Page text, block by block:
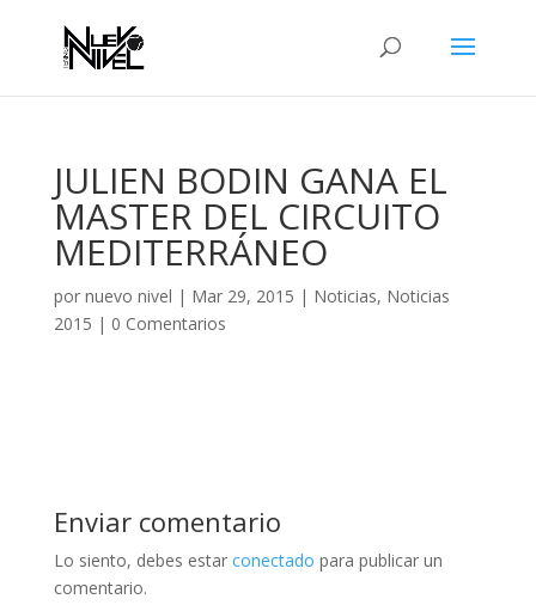
JULIEN BODIN GANA EL
MASTER DEL CIRCUITO
MEDITERRÁNEO
por nuevo nivel | Mar 29, 2015 | Noticias, Noticias
2015 | 0 Comentarios
Enviar comentario
Lo siento, debes estar conectado para publicar un
comentario.